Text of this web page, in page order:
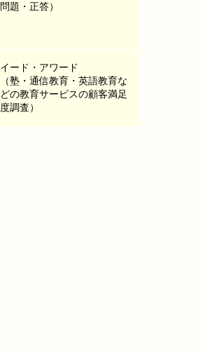
問題・正答）
イード・アワード
（塾・通信教育・英語教育な
どの教育サービスの顧客満足
度調査）